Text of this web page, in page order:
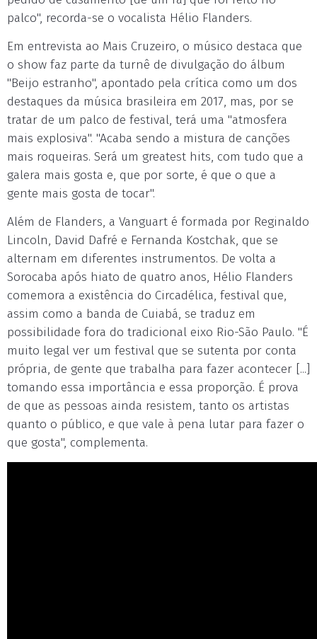
palco", recorda-se o vocalista Hélio Flanders.
Em entrevista ao Mais Cruzeiro, o músico destaca que
o show faz parte da turnê de divulgação do álbum
"Beijo estranho", apontado pela crítica como um dos
destaques da música brasileira em 2017, mas, por se
tratar de um palco de festival, terá uma "atmosfera
mais explosiva". "Acaba sendo a mistura de canções
mais roqueiras. Será um greatest hits, com tudo que a
galera mais gosta e, que por sorte, é que o que a
gente mais gosta de tocar".
Além de Flanders, a Vanguart é formada por Reginaldo
Lincoln, David Dafré e Fernanda Kostchak, que se
alternam em diferentes instrumentos. De volta a
Sorocaba após hiato de quatro anos, Hélio Flanders
comemora a existência do Circadélica, festival que,
assim como a banda de Cuiabá, se traduz em
possibilidade fora do tradicional eixo Rio-São Paulo. "É
muito legal ver um festival que se sutenta por conta
própria, de gente que trabalha para fazer acontecer [...]
tomando essa importância e essa proporção. É prova
de que as pessoas ainda resistem, tanto os artistas
quanto o público, e que vale à pena lutar para fazer o
que gosta", complementa.